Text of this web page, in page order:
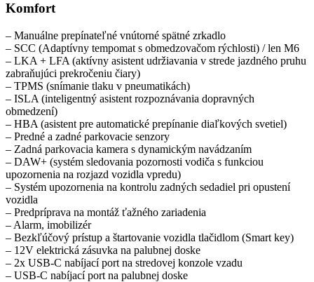
Komfort
– Manuálne prepínateľné vnútorné spätné zrkadlo
– SCC (Adaptívny tempomat s obmedzovačom rýchlosti) / len M6
– LKA + LFA (aktívny asistent udržiavania v strede jazdného pruhu
zabraňujúci prekročeniu čiary)
– TPMS (snímanie tlaku v pneumatikách)
– ISLA (inteligentný asistent rozpoznávania dopravných
obmedzení)
– HBA (asistent pre automatické prepínanie diaľkových svetiel)
– Predné a zadné parkovacie senzory
– Zadná parkovacia kamera s dynamickým navádzaním
– DAW+ (systém sledovania pozornosti vodiča s funkciou
upozornenia na rozjazd vozidla vpredu)
– Systém upozornenia na kontrolu zadných sedadiel pri opustení
vozidla
– Predpríprava na montáž ťažného zariadenia
– Alarm, imobilizér
– Bezkľúčový prístup a štartovanie vozidla tlačidlom (Smart key)
– 12V elektrická zásuvka na palubnej doske
– 2x USB-C nabíjací port na stredovej konzole vzadu
– USB-C nabíjací port na palubnej doske